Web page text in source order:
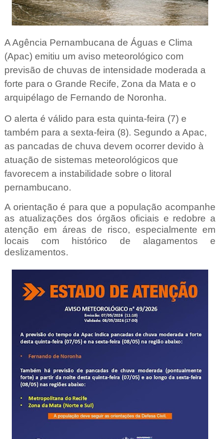
A Agência Pernambucana de Águas e Clima
(Apac) emitiu um aviso meteorológico com
previsão de chuvas de intensidade moderada a
forte para o Grande Recife, Zona da Mata e o
arquipélago de Fernando de Noronha.
O alerta é válido para esta quinta-feira (7) e
também para a sexta-feira (8). Segundo a Apac,
as pancadas de chuva devem ocorrer devido à
atuação de sistemas meteorológicos que
favorecem a instabilidade sobre o litoral
pernambucano.
A orientação é para que a população acompanhe
as atualizações dos órgãos oficiais e redobre a
atenção em áreas de risco, especialmente em
locais com histórico de alagamentos e
deslizamentos.